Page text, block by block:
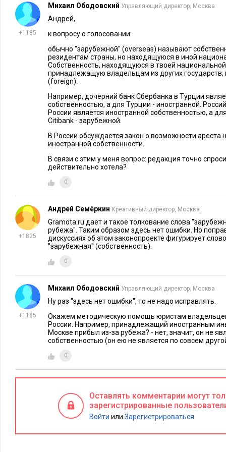
иностранных государств, организаций или граждан, что
Европейский суд по правам человека
или признать нелегитимным тот или иной нормативно-
суда РФ. Речи же о защите нет. В данном случае имеет
реакция на аресты активов РФ за рубежом.
Законопроект имеет хорошие перспективы принятия после
положений, соглашается партнер международной
Freehills Алексей Панич. Очевидно, что принятие закона
необходимостью урегулирования вопросов иммунитета
политическими причинами, в частности, желанием
отношении государств, ограничивающих
данный закон не содержит каких-либо положений,
сложившейся практикой и принципами международного
позволит четко урегулировать вопросы применения
государственного иммунитета.
Вообще же данный законопроект служит своего рода
государств, что в случае недружественных действий в
государственного имущества Россия будет предпринимать
по себе этот закон
возможных рисков для своего имущества в России. Кроме
либо действий в отношении имущества других государств
одного закона недостаточно, так как для ареста и
государства требуются судебные акты. В связи с этим, в
ясно, каким образом будут реализовываться положения
Экономика не пострадает?
+1185
Михаил Ободовский Управляющий директор, Москва
Андрей,
к вопросу о голосовании:
обычно ''зарубежной'' (overseas) называют
резидентам страны, но находящуюся в иной
Собственность, находящуюся в твоей
принадлежащую владельцам из других
(foreign).
Например, дочерний банк Сбербанка в Турции
собственностью, а для Турции - иностранной.
России является иностранной собственностью, а
Citibank - зарубежной.
В России обсуждается закон о возможности ареста
иностранной собственности.
В связи с этим у меня вопрос: редакция точно
действительно хотела?
0
+1825
Андрей Семёркин Креативный директор, Москва
Gramota.ru дает и такое толкование слова
рубежа''. Таким образом здесь нет ошибки. Но
дискуссиях об этом законопроекте фигурирует
''зарубежная'' (собственность).
0
+1185
Михаил Ободовский Управляющий директор, Москва
Ну раз ''здесь нет ошибки'', то не надо исправлять.
Окажем методическую помощь юристам
России. Например, принадлежащий иностранным
Москве прибыл из-за рубежа? - нет, значит, он не
собственностью (он ею не является по совсем
0
Оставлять комментарии могут
зарегистрированные
Войти или Зарегистрироваться